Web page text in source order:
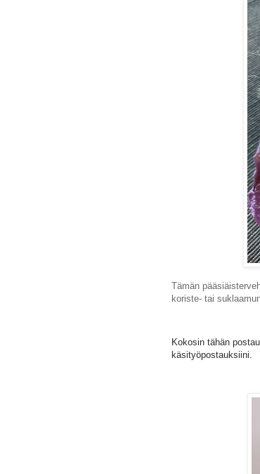
Tämän
koriste- tai
Kokosin tähän
käsityöpostauksiini.